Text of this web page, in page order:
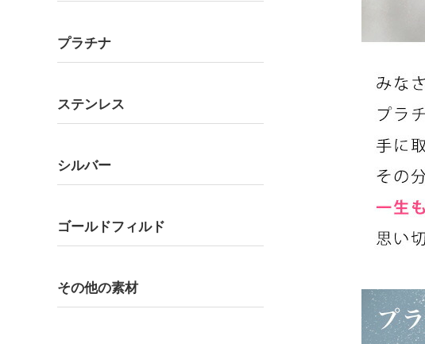
プラチナ
ステンレス
シルバー
ゴールドフィルド
その他の素材